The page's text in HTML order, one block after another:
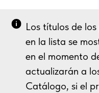
Los títulos de
en la lista se
en el momento
actualizarán a
Catálogo, si el